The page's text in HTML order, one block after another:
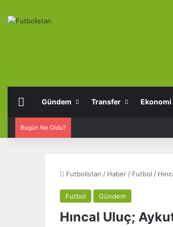
Anasayfa
Gündem Transfer Ekonomi
Bugün Ne Oldu?
Futbolistan / Haber / Futbol /
Futbol Gündem
Hıncal Uluç;